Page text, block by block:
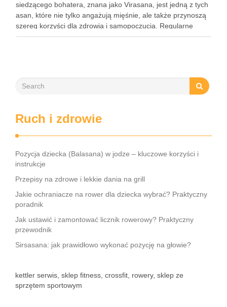
siedzącego bohatera, znana jako Virasana, jest jedną z tych
asan, które nie tylko angażują mięśnie, ale także przynoszą
szereg korzyści dla zdrowia i samopoczucia. Regularne
praktykowanie tej pozycji może poprawić elastyczność
Ruch i zdrowie
Pozycja dziecka (Balasana) w jodze – kluczowe korzyści i
instrukcje
Przepisy na zdrowe i lekkie dania na grill
Jakie ochraniacze na rower dla dziecka wybrać? Praktyczny
poradnik
Jak ustawić i zamontować licznik rowerowy? Praktyczny
przewodnik
Sirsasana: jak prawidłowo wykonać pozycję na głowie?
kettler serwis, sklep fitness, crossfit, rowery, sklep ze
sprzętem sportowym